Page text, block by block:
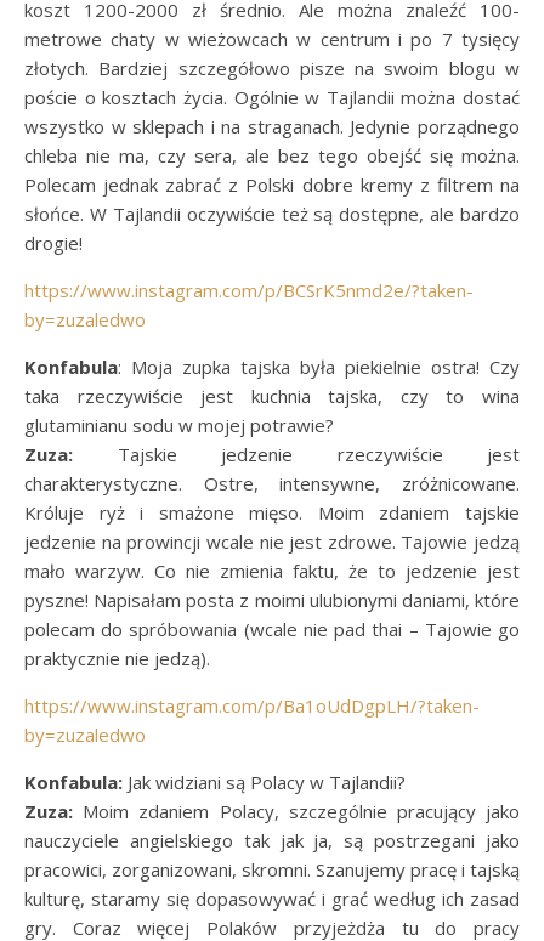
koszt 1200-2000 zł średnio. Ale można znaleźć 100-
metrowe chaty w wieżowcach w centrum i po 7 tysięcy
złotych. Bardziej szczegółowo pisze na swoim blogu w
poście o kosztach życia. Ogólnie w Tajlandii można dostać
wszystko w sklepach i na straganach. Jedynie porządnego
chleba nie ma, czy sera, ale bez tego obejść się można.
Polecam jednak zabrać z Polski dobre kremy z filtrem na
słońce. W Tajlandii oczywiście też są dostępne, ale bardzo
drogie!
https://www.instagram.com/p/BCSrK5nmd2e/?taken-
by=zuzaledwo
Konfabula: Moja zupka tajska była piekielnie ostra! Czy
taka rzeczywiście jest kuchnia tajska, czy to wina
glutaminianu sodu w mojej potrawie?
Zuza: Tajskie jedzenie rzeczywiście jest
charakterystyczne. Ostre, intensywne, zróżnicowane.
Króluje ryż i smażone mięso. Moim zdaniem tajskie
jedzenie na prowincji wcale nie jest zdrowe. Tajowie jedzą
mało warzyw. Co nie zmienia faktu, że to jedzenie jest
pyszne! Napisałam posta z moimi ulubionymi daniami, które
polecam do spróbowania (wcale nie pad thai – Tajowie go
praktycznie nie jedzą).
https://www.instagram.com/p/Ba1oUdDgpLH/?taken-
by=zuzaledwo
Konfabula: Jak widziani są Polacy w Tajlandii?
Zuza: Moim zdaniem Polacy, szczególnie pracujący jako
nauczyciele angielskiego tak jak ja, są postrzegani jako
pracowici, zorganizowani, skromni. Szanujemy pracę i tajską
kulturę, staramy się dopasowywać i grać według ich zasad
gry. Coraz więcej Polaków przyjeżdża tu do pracy